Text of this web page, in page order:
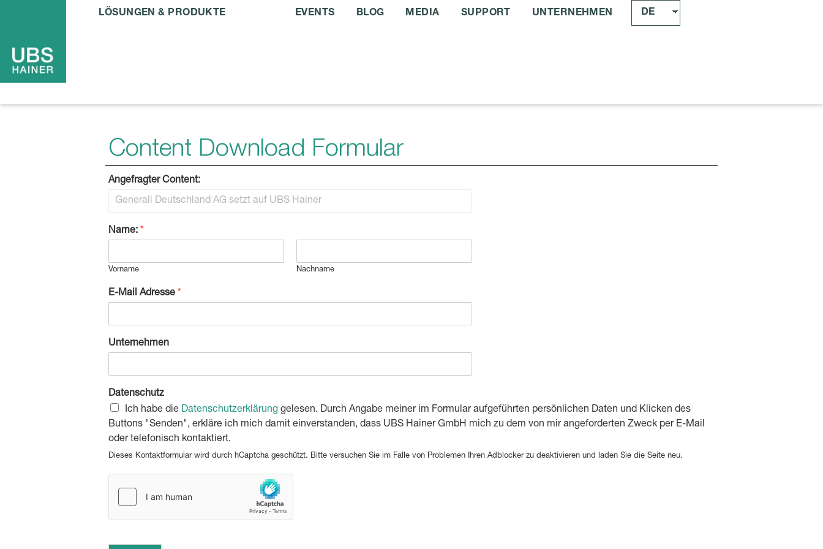
LÖSUNGEN & PRODUKTE EVENTS BLOG MEDIA SUPPORT UNTERNEHMEN DE
Content Download Formular
Angefragter Content:
Name: *
Vorname Nachname
E-Mail Adresse *
Unternehmen
Datenschutz
Ich habe die Datenschutzerklärung gelesen. Durch Angabe meiner im Formular aufgeführten persönlichen Daten und Klicken des
Buttons "Senden", erkläre ich mich damit einverstanden, dass UBS Hainer GmbH mich zu dem von mir angeforderten Zweck per E-Mail
oder telefonisch kontaktiert.
Dieses Kontaktformular wird durch hCaptcha geschützt. Bitte versuchen Sie im Falle von Problemen Ihren Adblocker zu deaktivieren und laden Sie die Seite neu.